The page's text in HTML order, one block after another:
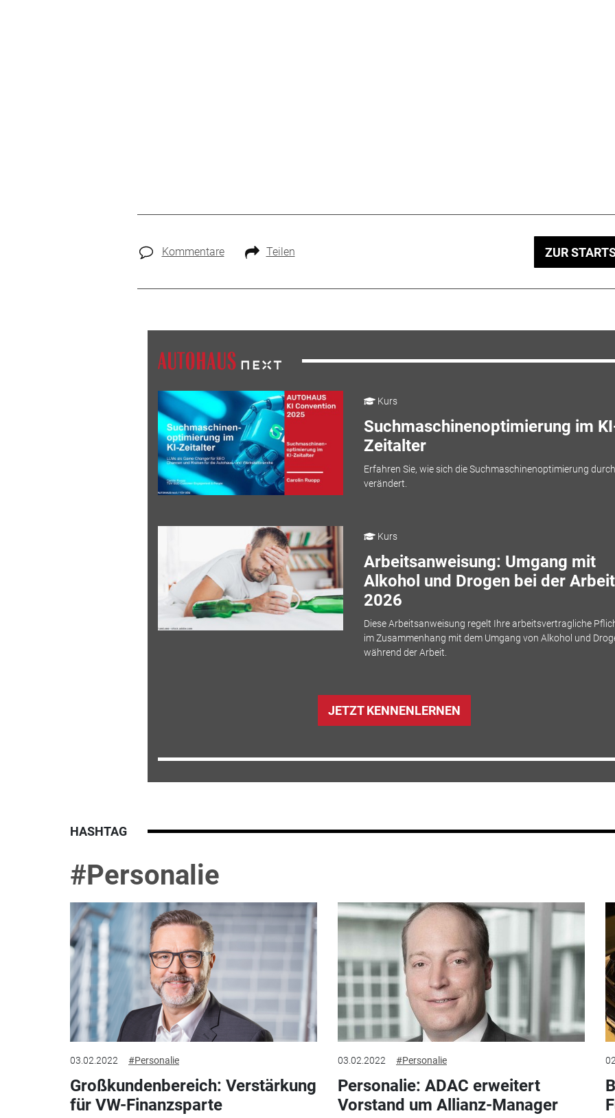
Kommentare Teilen ZUR
Kurs
Suchmaschinenoptimierung im
Zeitalter
Erfahren Sie, wie sich die Suchmaschinenoptimierung
verändert.
Kurs
Arbeitsanweisung: Umgang mit
Alkohol und Drogen bei der
2026
Diese Arbeitsanweisung regelt Ihre arbeitsvertragliche
im Zusammenhang mit dem Umgang von Alkohol und
während der Arbeit.
JETZT KENNENLERNEN
HASHTAG
#Personalie
03.02.2022 #Personalie
Großkundenbereich: Verstärkung
für VW-Finanzsparte
03.02.2022 #Personalie
Personalie: ADAC erweitert
Vorstand um Allianz-Manager